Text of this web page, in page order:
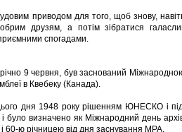
приводом для того, щоб знову,
друзям, а потім зібратися
спогадами.
9 червня, був заснований
в Квебеку (Канада).
дня 1948 року рішенням ЮНЕСКО і під
і було визначено як Міжнародний день
60-ю річницею від дня заснування МРА.